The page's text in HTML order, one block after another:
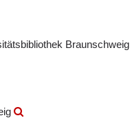
Braunschweig